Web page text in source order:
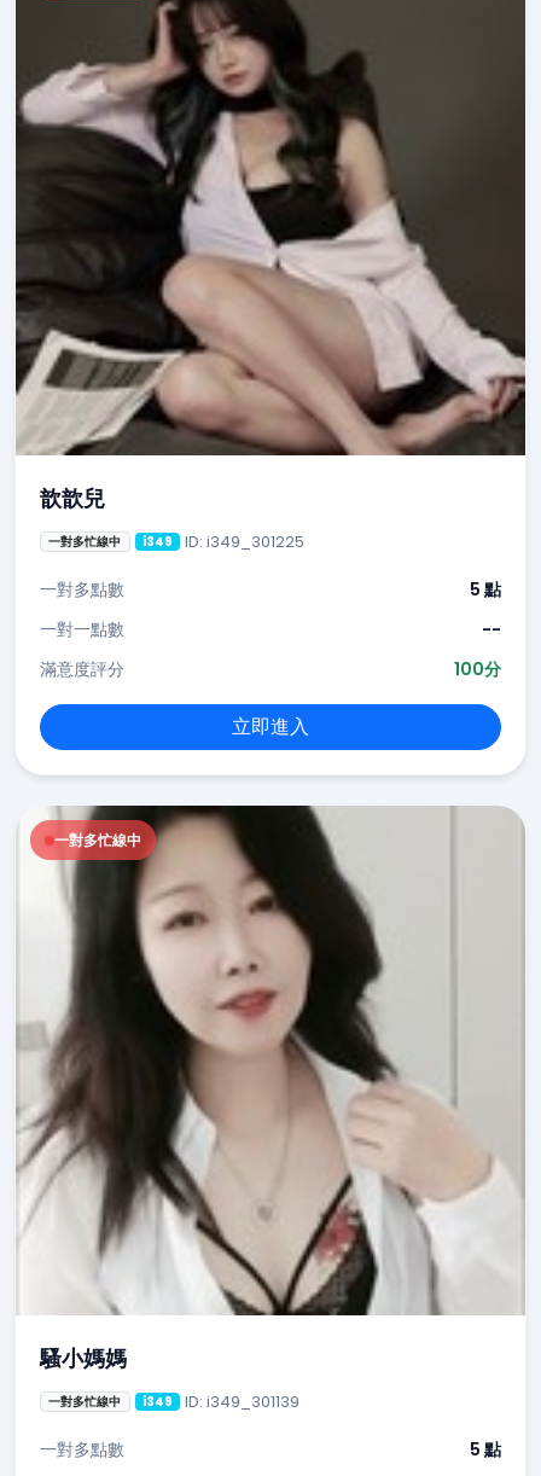
歆歆兒
一對多忙線中 i349 ID: i349_301225
一對多點數
5 點
一對一點數
--
滿意度評分
100分
立即進入
一對多忙線中
騷小媽媽
一對多忙線中 i349 ID: i349_301139
一對多點數 5 點